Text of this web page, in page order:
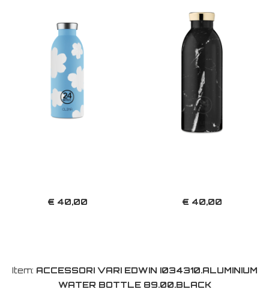
€ 40,00 € 40,00
Item: ACCESSORI VARI EDWIN I034310.ALUMINIUM
WATER BOTTLE 89.00.BLACK